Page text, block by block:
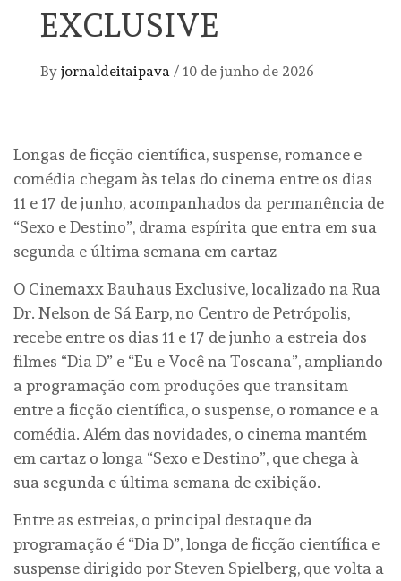
EXCLUSIVE
By jornaldeitaipava / 10 de junho de 2026
Longas de ficção científica, suspense, romance e
comédia chegam às telas do cinema entre os dias
11 e 17 de junho, acompanhados da permanência de
“Sexo e Destino”, drama espírita que entra em sua
segunda e última semana em cartaz
O Cinemaxx Bauhaus Exclusive, localizado na Rua
Dr. Nelson de Sá Earp, no Centro de Petrópolis,
recebe entre os dias 11 e 17 de junho a estreia dos
filmes “Dia D” e “Eu e Você na Toscana”, ampliando
a programação com produções que transitam
entre a ficção científica, o suspense, o romance e a
comédia. Além das novidades, o cinema mantém
em cartaz o longa “Sexo e Destino”, que chega à
sua segunda e última semana de exibição.
Entre as estreias, o principal destaque da
programação é “Dia D”, longa de ficção científica e
suspense dirigido por Steven Spielberg, que volta a